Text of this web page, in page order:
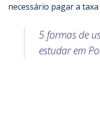
necessário pagar a
5 formas de
estudar em